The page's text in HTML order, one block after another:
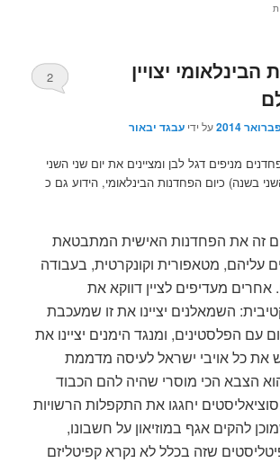
הבינלאומי יצויין
על ידיעבגד יבאור
2
מניפים דגל לבן ומציינים את יום שני השני
בשנה) כיום הפחדנות הבינלאומי, הידוע גם כ
זה את הפחדנות האישית המתבטאת
עליהם, מטאפורית וקונקרטית, בעבודה
מעדיפים לציין דווקא את
השמאלנים יציינו את זו שמעכבת
הפלסטינים, ומנגד הימנים יציינו את
את כל אויבי ישראל לעיסה מדממת
הצבא הכי מוסרי שהיה להם הכבוד
יחגגו את התקפלות הרשויות
להקים אגף במוזיאון על חשבונו,
שזה בכלל לא נקרא קפיטליזם